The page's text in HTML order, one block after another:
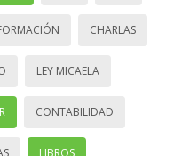
CHARLAS
LEY MICAELA
CONTABILIDAD